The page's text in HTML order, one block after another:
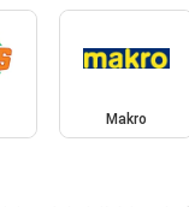
Makro